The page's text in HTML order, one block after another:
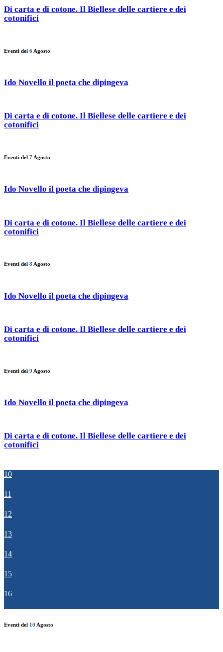
Di carta e di cotone. Il Biellese delle cartiere e dei
cotonifici
Eventi del 6 Agosto
Ido Novello il poeta che dipingeva
Di carta e di cotone. Il Biellese delle cartiere e dei
cotonifici
Eventi del 7 Agosto
Ido Novello il poeta che dipingeva
Di carta e di cotone. Il Biellese delle cartiere e dei
cotonifici
Eventi del 8 Agosto
Ido Novello il poeta che dipingeva
Di carta e di cotone. Il Biellese delle cartiere e dei
cotonifici
Eventi del 9 Agosto
Ido Novello il poeta che dipingeva
Di carta e di cotone. Il Biellese delle cartiere e dei
cotonifici
10
11
12
13
14
15
16
Eventi del 10 Agosto